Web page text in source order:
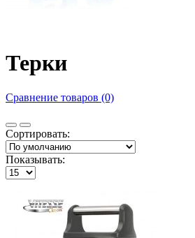
Терки
Сравнение товаров (0)
Сортировать:
Показывать: